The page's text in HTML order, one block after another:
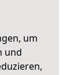
um
und